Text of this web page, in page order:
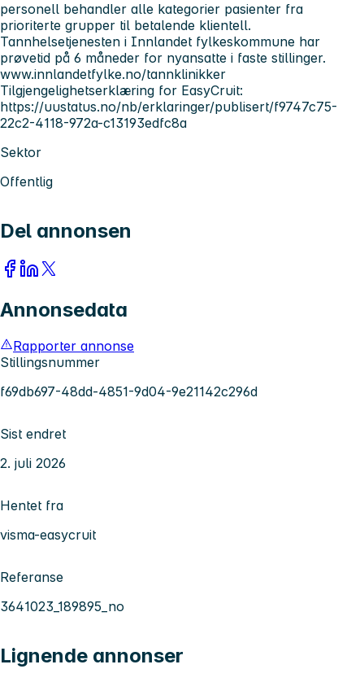
personell behandler alle kategorier pasienter fra
prioriterte grupper til betalende klientell.
Tannhelsetjenesten i Innlandet fylkeskommune har
prøvetid på 6 måneder for nyansatte i faste stillinger.
www.innlandetfylke.no/tannklinikker
Tilgjengelighetserklæring for EasyCruit:
https://uustatus.no/nb/erklaringer/publisert/f9747c75-
22c2-4118-972a-c13193edfc8a
Sektor
Offentlig
Del annonsen
Annonsedata
Rapporter annonse
Stillingsnummer
f69db697-48dd-4851-9d04-9e21142c296d
Sist endret
2. juli 2026
Hentet fra
visma-easycruit
Referanse
3641023_189895_no
Lignende annonser